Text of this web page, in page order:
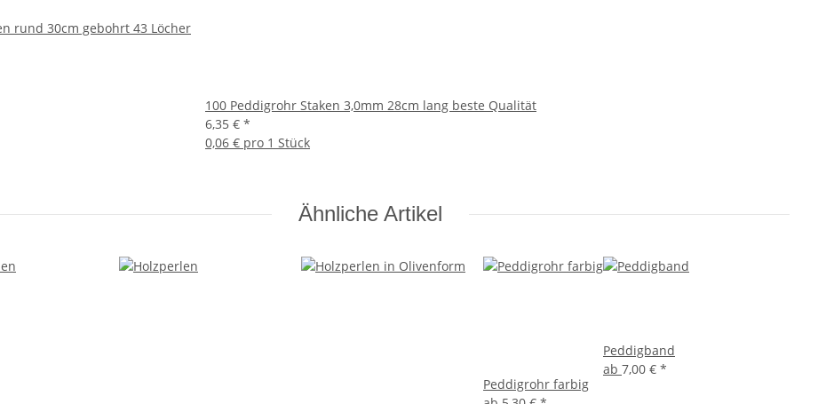
rund 30cm gebohrt 43 Löcher
100 Peddigrohr Staken 3,0mm 28cm lang beste Qualität
6,35 € *
0,06 € pro 1 Stück
Ähnliche Artikel
Peddigrohr farbig
Peddigband
ab 7,00 € *